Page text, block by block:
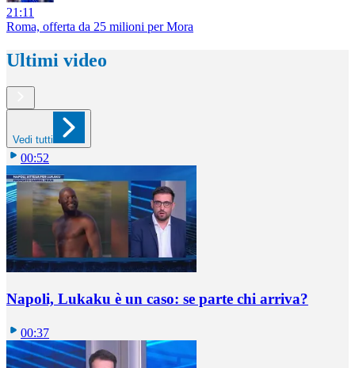
21:11
Roma, offerta da 25 milioni per Mora
Ultimi video
Vedi tutti
00:52
Napoli, Lukaku è un caso: se parte chi arriva?
00:37